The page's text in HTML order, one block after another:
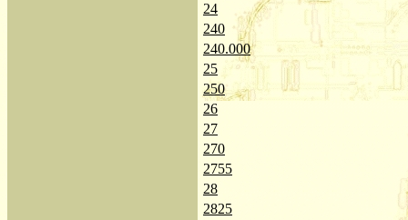
24
240
240.000
25
250
26
27
270
2755
28
2825